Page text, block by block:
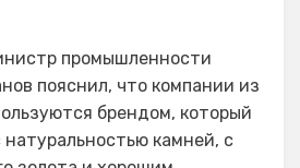
промышленности
пояснил, что компании из
брендом, который
камней, с